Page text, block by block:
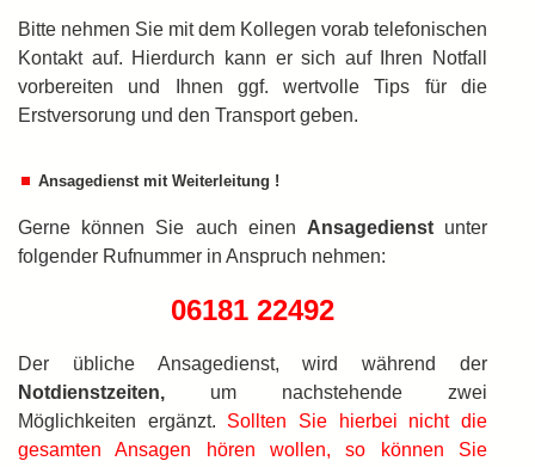
Bitte nehmen Sie mit dem Kollegen vorab telefonischen
Kontakt auf. Hierdurch kann er sich auf Ihren Notfall
vorbereiten und Ihnen ggf. wertvolle Tips für die
Erstversorung und den Transport geben.
Ansagedienst mit Weiterleitung !
Gerne können Sie auch einen An­sa­ge­dienstunter
folgender Rufnummer in An­spruch nehmen:
06181 22492
Der übliche Ansagedienst, wird während der
Notdienstzeiten, um nachstehende zwei
Möglichkeiten ergänzt. Sollten Sie hierbei nicht die
gesamten Ansagen hören wollen, so können Sie